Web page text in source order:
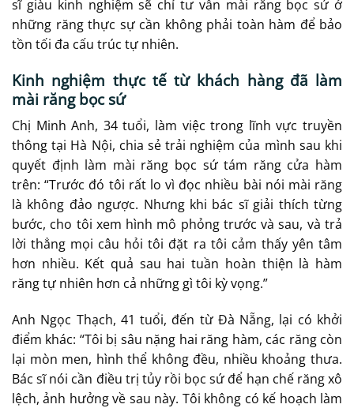
sĩ giàu kinh nghiệm sẽ chỉ tư vấn mài răng bọc sứ ở
những răng thực sự cần không phải toàn hàm để bảo
tồn tối đa cấu trúc tự nhiên.
Kinh nghiệm thực tế từ khách hàng đã làm
mài răng bọc sứ
Chị Minh Anh, 34 tuổi, làm việc trong lĩnh vực truyền
thông tại Hà Nội, chia sẻ trải nghiệm của mình sau khi
quyết định làm mài răng bọc sứ tám răng cửa hàm
trên: “Trước đó tôi rất lo vì đọc nhiều bài nói mài răng
là không đảo ngược. Nhưng khi bác sĩ giải thích từng
bước, cho tôi xem hình mô phỏng trước và sau, và trả
lời thẳng mọi câu hỏi tôi đặt ra tôi cảm thấy yên tâm
hơn nhiều. Kết quả sau hai tuần hoàn thiện là hàm
răng tự nhiên hơn cả những gì tôi kỳ vọng.”
Anh Ngọc Thạch, 41 tuổi, đến từ Đà Nẵng, lại có khởi
điểm khác: “Tôi bị sâu nặng hai răng hàm, các răng còn
lại mòn men, hình thể không đều, nhiều khoảng thưa.
Bác sĩ nói cần điều trị tủy rồi bọc sứ để hạn chế răng xô
lệch, ảnh hưởng về sau này. Tôi không có kế hoạch làm